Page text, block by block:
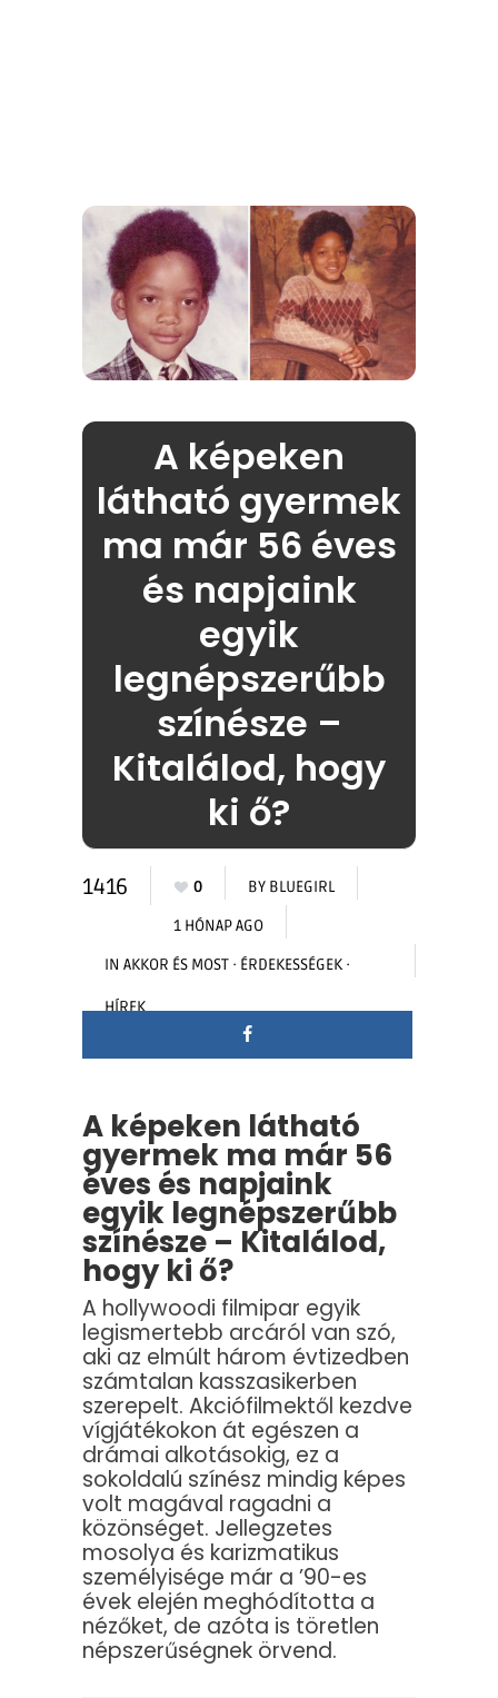
A képeken
látható gyermek
ma már 56 éves
és napjaink
egyik
legnépszerűbb
színésze –
Kitalálod, hogy
ki ő?
1416 0 BY BLUEGIRL
1 HÓNAP AGO
IN AKKOR ÉS MOST · ÉRDEKESSÉGEK ·
HÍREK
A képeken látható
gyermek ma már 56
éves és napjaink
egyik legnépszerűbb
színésze – Kitalálod,
hogy ki ő?
A hollywoodi filmipar egyik
legismertebb arcáról van szó,
aki az elmúlt három évtizedben
számtalan kasszasikerben
szerepelt. Akciófilmektől kezdve
vígjátékokon át egészen a
drámai alkotásokig, ez a
sokoldalú színész mindig képes
volt magával ragadni a
közönséget. Jellegzetes
mosolya és karizmatikus
személyisége már a ’90-es
évek elején meghódította a
nézőket, de azóta is töretlen
népszerűségnek örvend.